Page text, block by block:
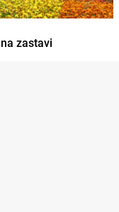
zastavi